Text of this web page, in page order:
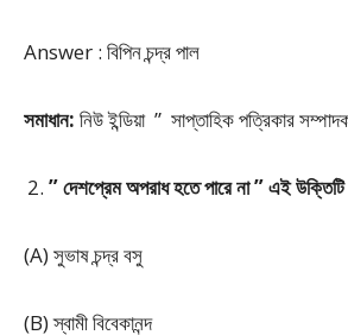
Answer : বিপিন চন্দ্র পাল
সমাধান: নিউ ইন্ডিয়া ” সাপ্তাহিক পত্রিকার
” দেশপ্রেম অপরাধ হতে পারে না ” এই
(A) সুভাষ চন্দ্র বসু
(B) স্বামী বিবেকানন্দ